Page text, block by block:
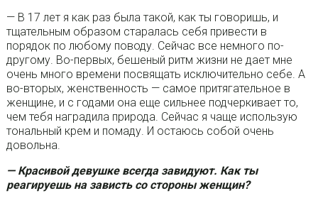
— В 17 лет я как раз была такой, как ты говоришь, и
тщательным образом старалась себя привести в
порядок по любому поводу. Сейчас все немного по-
другому. Во-первых, бешеный ритм жизни не дает мне
очень много времени посвящать исключительно себе. А
во-вторых, женственность — самое притягательное в
женщине, и с годами она еще сильнее подчеркивает то,
чем тебя наградила природа. Сейчас я чаще использую
тональный крем и помаду. И остаюсь собой очень
довольна.
— Красивой девушке всегда завидуют. Как ты
реагируешь на зависть со стороны женщин?